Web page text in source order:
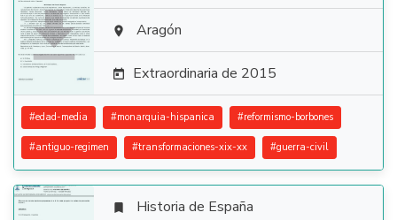
  Aragón
 Extraordinaria de 2015
#edad-media #monarquia-hispanica #reformismo-borbones
#antiguo-regimen #transformaciones-xix-xx #guerra-civil
 Historia de España